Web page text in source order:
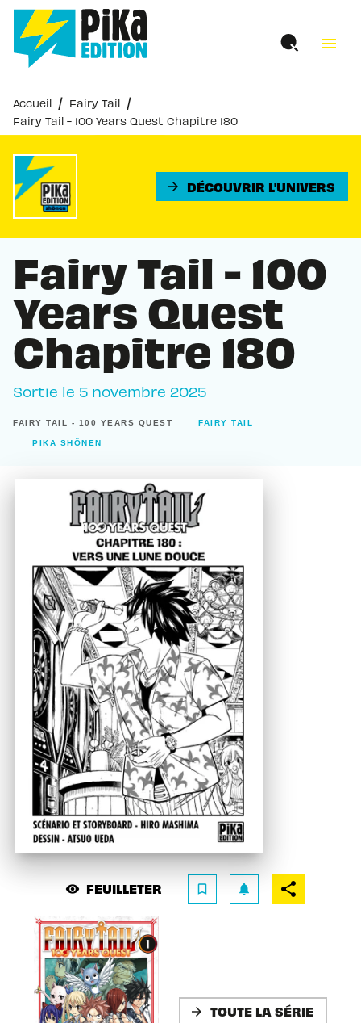
MENU RECHERCHE
PIED DE PAGE
menu
Accueil / Fairy Tail /
Fairy Tail - 100 Years Quest Chapitre 180
arrow_forward DÉCOUVRIR L'UNIVERS
Fairy Tail - 100
Years Quest
Chapitre 180
Sortie le 5 novembre 2025
FAIRY TAIL - 100 YEARS QUEST FAIRY TAIL
PIKA SHÔNEN
visibility FEUILLETER bookmark_border notifications
arrow_forward TOUTE LA SÉRIE